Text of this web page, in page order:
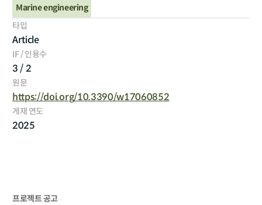
Marine engineering
타입
Article
IF / 인용수
3 / 2
원문
https://doi.org/10.3390/w17060852
게재 연도
2025
프로젝트 공고